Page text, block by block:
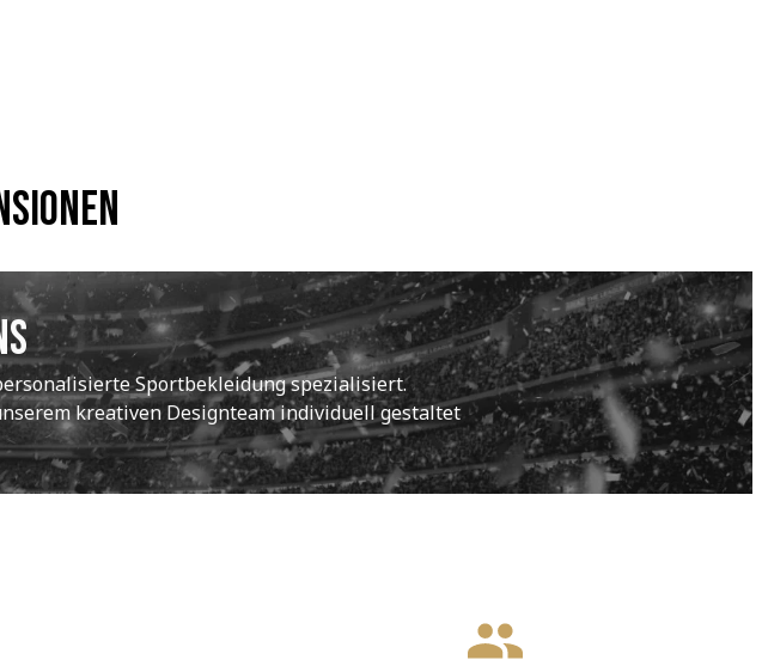
Sportbekleidung spezialisiert.
kreativen Designteam individuell gestaltet